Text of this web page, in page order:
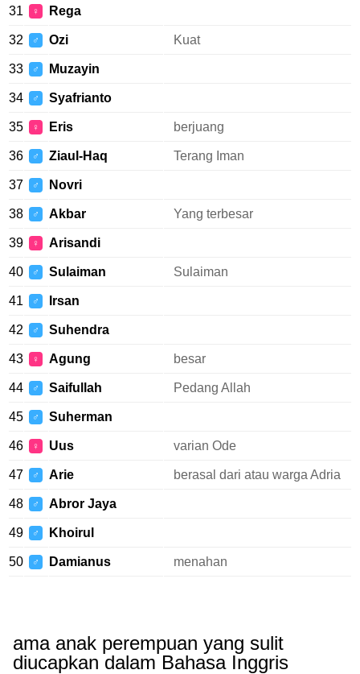
31 ♀ Rega
32 ♂ Ozi Kuat
33 ♂ Muzayin
34 ♂ Syafrianto
35 ♀ Eris berjuang
36 ♂ Ziaul-Haq Terang Iman
37 ♂ Novri
38 ♂ Akbar Yang terbesar
39 ♀ Arisandi
40 ♂ Sulaiman Sulaiman
41 ♂ Irsan
42 ♂ Suhendra
43 ♀ Agung besar
44 ♂ Saifullah Pedang Allah
45 ♂ Suherman
46 ♀ Uus varian Ode
47 ♂ Arie berasal dari atau warga Adria
48 ♂ Abror Jaya
49 ♂ Khoirul
50 ♂ Damianus menahan
ama anak perempuan yang sulit
diucapkan dalam Bahasa Inggris